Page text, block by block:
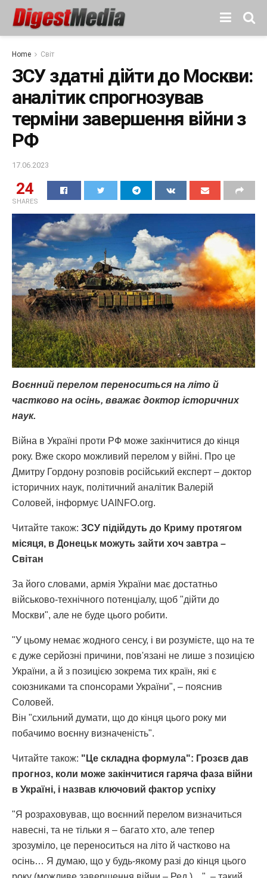
Home Світ
ЗСУ здатні дійти до Москви:
аналітик спрогнозував
терміни завершення війни з
РФ
17.06.2023
24
SHARES
Воєнний перелом переноситься на літо й
частково на осінь, вважає доктор історичних
наук.
Війна в Україні проти РФ може закінчитися до кінця
року. Вже скоро можливий перелом у війні. Про це
Дмитру Гордону розповів російський експерт – доктор
історичних наук, політичний аналітик Валерій
Соловей, інформує UAINFO.org.
Читайте також: ЗСУ підійдуть до Криму протягом
місяця, в Донецьк можуть зайти хоч завтра –
Світан
За його словами, армія України має достатньо
військово-технічного потенціалу, щоб "дійти до
Москви", але не буде цього робити.
"У цьому немає жодного сенсу, і ви розумієте, що на те
є дуже серйозні причини, пов'язані не лише з позицією
України, а й з позицією зокрема тих країн, які є
союзниками та спонсорами України", – пояснив
Соловей.
Він "схильний думати, що до кінця цього року ми
побачимо воєнну визначеність".
Читайте також: "Це складна формула": Грозєв дав
прогноз, коли може закінчитися гаряча фаза війни
в Україні, і назвав ключовий фактор успіху
"Я розраховував, що воєнний перелом визначиться
навесні, та не тільки я – багато хто, але тепер
зрозуміло, це переноситься на літо й частково на
осінь… Я думаю, що у будь-якому разі до кінця цього